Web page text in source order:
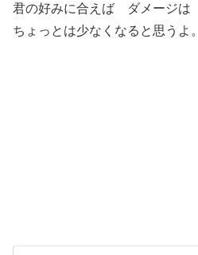
君の好みに合えば ダメージは
ちょっとは少なくなると思うよ。